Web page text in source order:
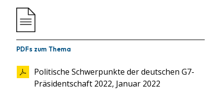
PDFs zum Thema
Politische Schwerpunkte der deutschen G7-
Präsidentschaft 2022, Januar 2022